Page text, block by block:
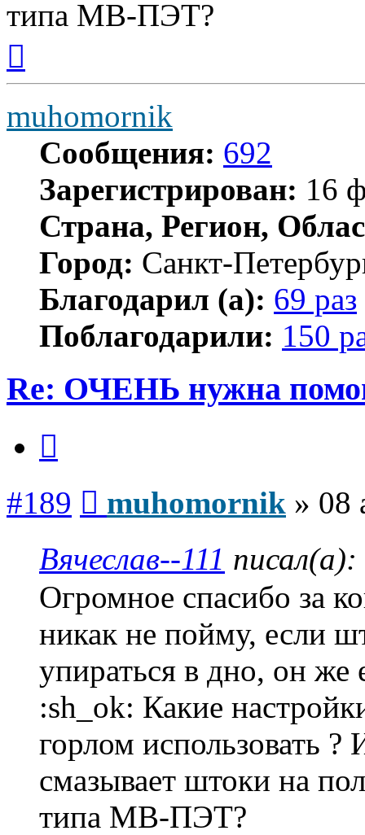
типа МВ-ПЭТ?
началу
muhomornik
Сообщения: 692
Зарегистрирован: 16
Страна, Регион,
Город: Санкт-
Благодарил (а): 69 раз
Поблагодарили: 150
Re: ОЧЕНЬ нужна
#189 muhomornik » 08
Вячеслав--111 писал(а):
Огромное спасибо за
никак не пойму, если
упираться в дно, он же
:sh_ok: Какие
горлом использовать
смазывает штоки на
типа МВ-ПЭТ?